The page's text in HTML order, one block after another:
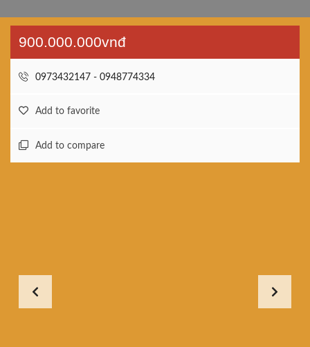
900.000.000vnđ
0973432147 - 0948774334
Add to favorite
Add to compare